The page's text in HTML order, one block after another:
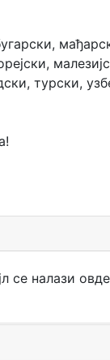
турски,
се налази